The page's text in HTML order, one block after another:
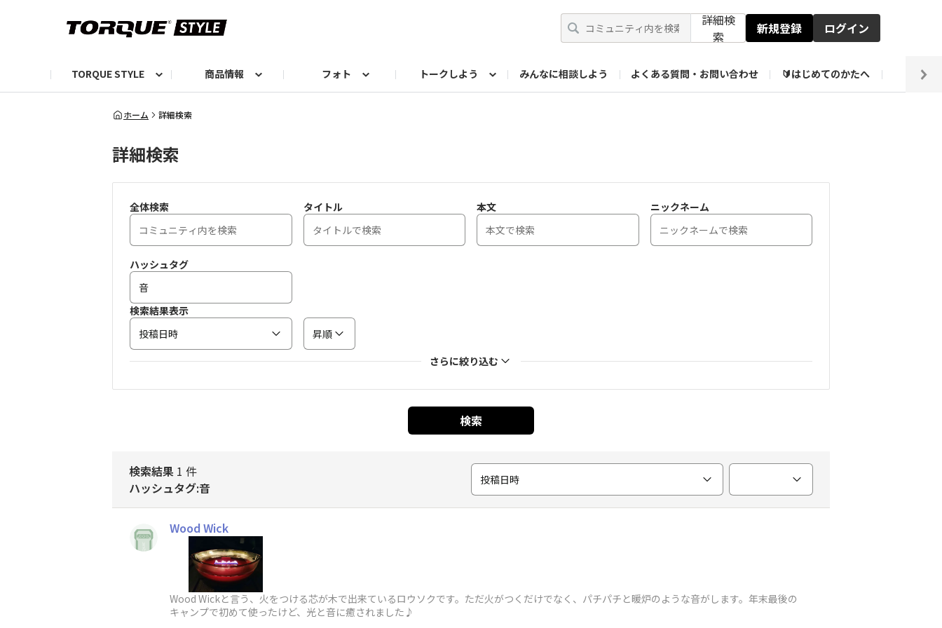
詳細検
索
新規登録 ログイン
TORQUE STYLE
お知らせ TORQUIZ【投票企画】
商品情報
TORQUEニュース
フォト
TORQUEフォト
トークしよう
自己紹介しよう
みんなに相談しよう よくある質問・お問い合わせ 🔰はじめてのかたへ 編集
編集部の日常フォト
ホーム 詳細検索
詳細検索
全体検索 タイトル 本文 ニックネーム
ハッシュタグ
検索結果表示
投稿日時
昇順
さらに絞り込む
検索
検索結果 1 件
ハッシュタグ:音
投稿日時
Wood Wick
Wood Wickと言う、火をつける芯が木で出来ているロウソクです。ただ火がつくだけでなく、パチパチと暖炉のような音がします。年末最後の
キャンプで初めて使ったけど、光と音に癒されました♪